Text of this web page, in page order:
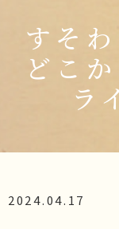
院長紹介
当クリニッ
ピックア
ミラドラ
HIFU（ソノ
すそ
どこ
ラ
2024.04.17